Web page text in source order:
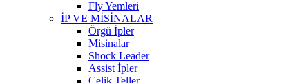
Fly Yemleri
İP VE MİSİNALAR
Örgü İpler
Misinalar
Shock Leader
Assist İpler
Çelik Teller